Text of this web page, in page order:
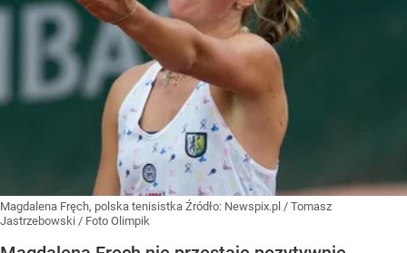
Magdalena Fręch, polska tenisistka Źródło: Newspix.pl / Tomasz
Jastrzebowski / Foto Olimpik